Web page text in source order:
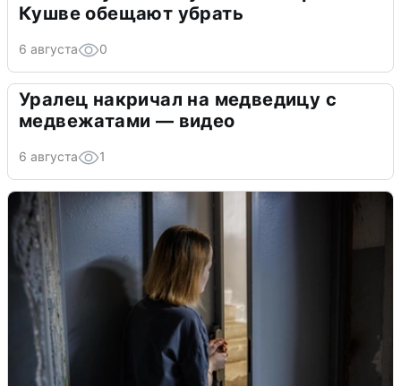
Кушве обещают убрать
6 августа 0
Уралец накричал на медведицу с
медвежатами — видео
6 августа 1